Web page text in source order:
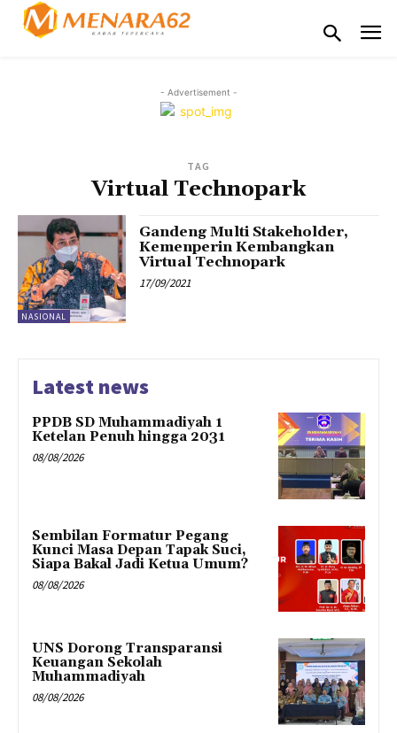
- Advertisement -
TAG
Virtual Technopark
NASIONAL
Gandeng Multi Stakeholder,
Kemenperin Kembangkan
Virtual Technopark
17/09/2021
Latest news
PPDB SD Muhammadiyah 1
Ketelan Penuh hingga 2031
08/08/2026
Sembilan Formatur Pegang
Kunci Masa Depan Tapak Suci,
Siapa Bakal Jadi Ketua Umum?
08/08/2026
UNS Dorong Transparansi
Keuangan Sekolah
Muhammadiyah
08/08/2026